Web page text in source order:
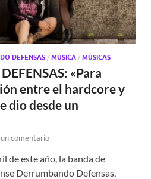
DEFENSAS / MÚSICA / MÚSICAS
«Para
entre el hardcore y
dio desde un
comentario
de este año, la banda de
Derrumbando Defensas,